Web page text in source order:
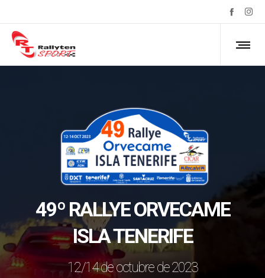
49º RALLYE ORVECAME
ISLA TENERIFE
12/14 de octubre de 2023